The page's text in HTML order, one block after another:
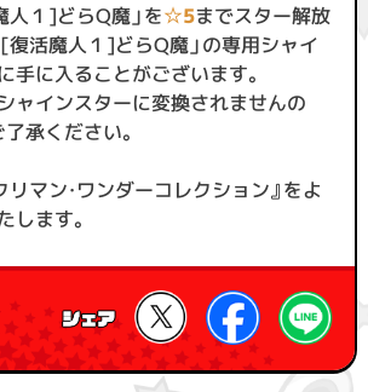
人１]どらQ魔」を☆5までスター解放
[復活魔人１]どらQ魔」の専用シャイ
手に入ることがございます。
ャインスターに変換されませんの
承ください。
マン・ワンダーコレクション』をよ
します。